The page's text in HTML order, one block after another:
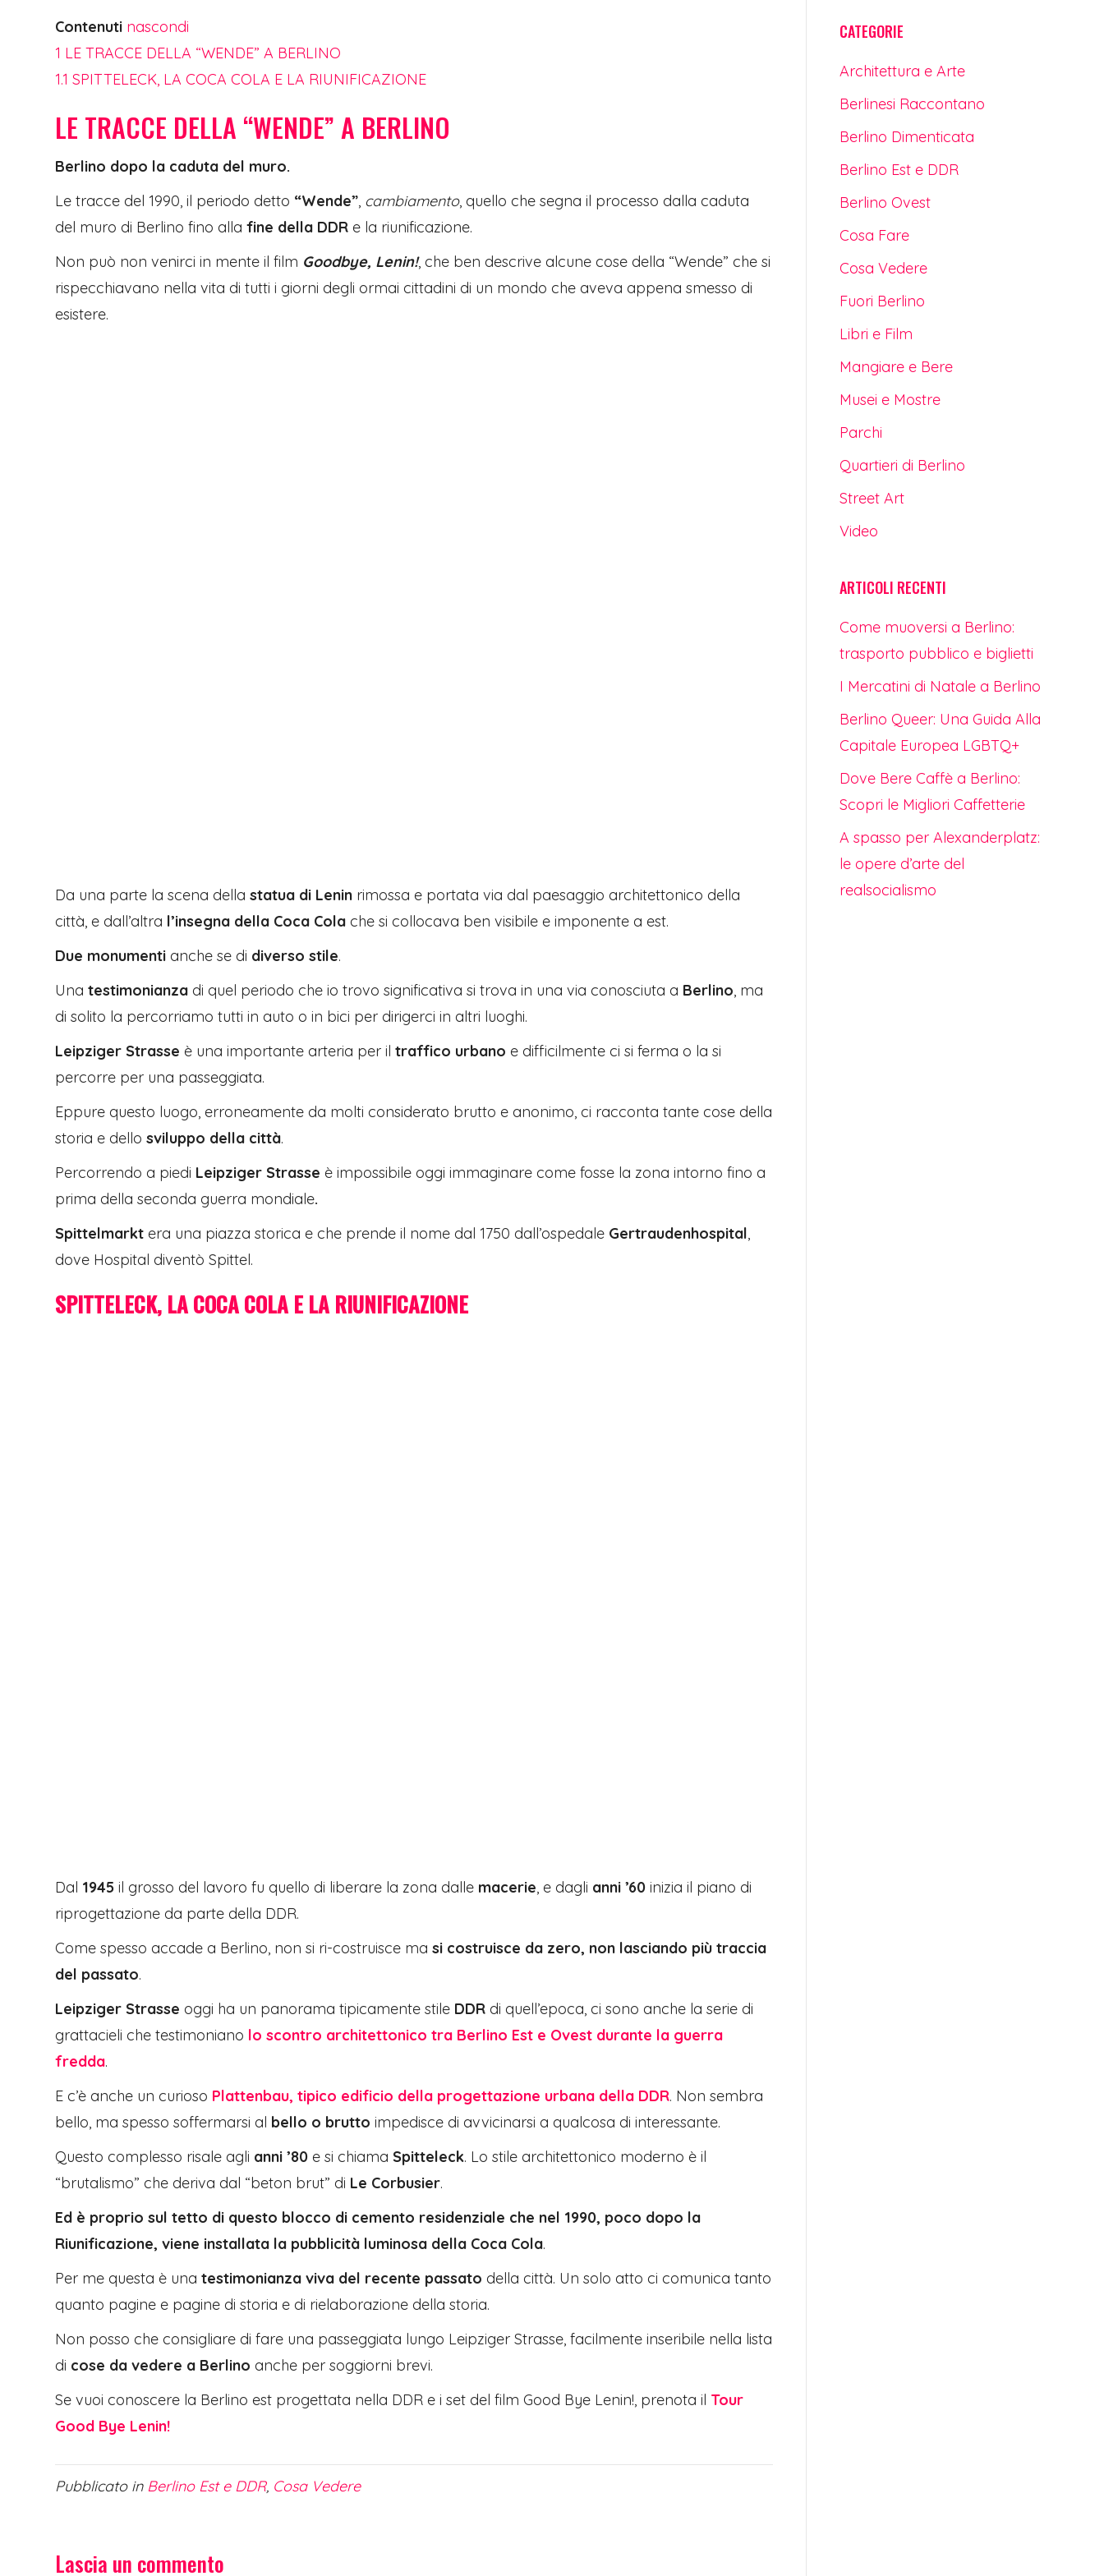
Contenuti nascondi
1 LE TRACCE DELLA “WENDE” A BERLINO
1.1 SPITTELECK, LA COCA COLA E LA RIUNIFICAZIONE
LE TRACCE DELLA “WENDE” A BERLINO
Berlino dopo la caduta del muro.
Le tracce del 1990, il periodo detto “Wende”, cambiamento, quello che segna il processo dalla caduta
del muro di Berlino fino alla fine della DDR e la riunificazione.
Non può non venirci in mente il film Goodbye, Lenin!, che ben descrive alcune cose della “Wende” che si
rispecchiavano nella vita di tutti i giorni degli ormai cittadini di un mondo che aveva appena smesso di
esistere.
Da una parte la scena dellastatua di Lenin rimossa e portata via dal paesaggio architettonico della
città, e dall’altra l’insegna della Coca Cola che si collocava ben visibile e imponente a est.
Due monumenti anche se di diverso stile.
Unatestimonianza di quel periodo che io trovo significativa si trova in una via conosciuta a Berlino, ma
di solito la percorriamo tutti in auto o in bici per dirigerci in altri luoghi.
Leipziger Strasse è una importante arteria per iltraffico urbano e difficilmente ci si ferma o la si
percorre per una passeggiata.
Eppure questo luogo, erroneamente da molti considerato brutto e anonimo, ci racconta tante cose della
storia e dello sviluppo della città.
Percorrendo a piedi Leipziger Strasse è impossibile oggi immaginare come fosse la zona intorno fino a
prima della seconda guerra mondiale.
Spittelmarkt era una piazza storica e che prende il nome dal 1750 dall’ospedale Gertraudenhospital,
dove Hospital diventò Spittel.
SPITTELECK, LA COCA COLA E LA RIUNIFICAZIONE
Dal 1945 il grosso del lavoro fu quello di liberare la zona dalle macerie , e dagli anni ’60 inizia il piano di
riprogettazione da parte della DDR.
Come spesso accade a Berlino, non si ri-costruisce masi costruisce da zero, non lasciando più traccia
del passato.
Leipziger Strasse oggi ha un panorama tipicamente stile DDR di quell’epoca, ci sono anche la serie di
grattacieli che testimoniano lo scontro architettonico tra Berlino Est e Ovest durante la guerra
fredda.
E c’è anche un curioso Plattenbau, tipico edificio della progettazione urbana della DDR. Non sembra
bello, ma spesso soffermarsi al bello o brutto impedisce di avvicinarsi a qualcosa di interessante.
Questo complesso risale agli anni ’80 e si chiama Spitteleck. Lo stile architettonico moderno è il
“brutalismo” che deriva dal “beton brut” di Le Corbusier.
Ed è proprio sul tetto di questo blocco di cemento residenziale che nel 1990, poco dopo la
Riunificazione, viene installata la pubblicità luminosa della Coca Cola.
Per me questa è unatestimonianza viva del recente passato della città. Un solo atto ci comunica tanto
quanto pagine e pagine di storia e di rielaborazione della storia.
Non posso che consigliare di fare una passeggiata lungo Leipziger Strasse, facilmente inseribile nella lista
di cose da vedere a Berlino anche per soggiorni brevi.
Se vuoi conoscere la Berlino est progettata nella DDR e i set del film Good Bye Lenin!, prenota il Tour
Good Bye Lenin!
Pubblicato in Berlino Est e DDR, Cosa Vedere
Lascia un commento
CATEGORIE
Architettura e Arte
Berlinesi Raccontano
Berlino Dimenticata
Berlino Est e DDR
Berlino Ovest
Cosa Fare
Cosa Vedere
Fuori Berlino
Libri e Film
Mangiare e Bere
Musei e Mostre
Parchi
Quartieri di Berlino
Street Art
Video
ARTICOLI RECENTI
Come muoversi a Berlino:
trasporto pubblico e biglietti
I Mercatini di Natale a Berlino
Berlino Queer: Una Guida Alla
Capitale Europea LGBTQ+
Dove Bere Caffè a Berlino:
Scopri le Migliori Caffetterie
A spasso per Alexanderplatz:
le opere d’arte del
realsocialismo